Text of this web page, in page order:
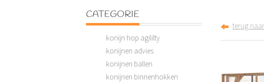
CATEGORIE
konijn hop agililty
konijnen advies
konijnen ballen
konijnen binnenhokken
terug